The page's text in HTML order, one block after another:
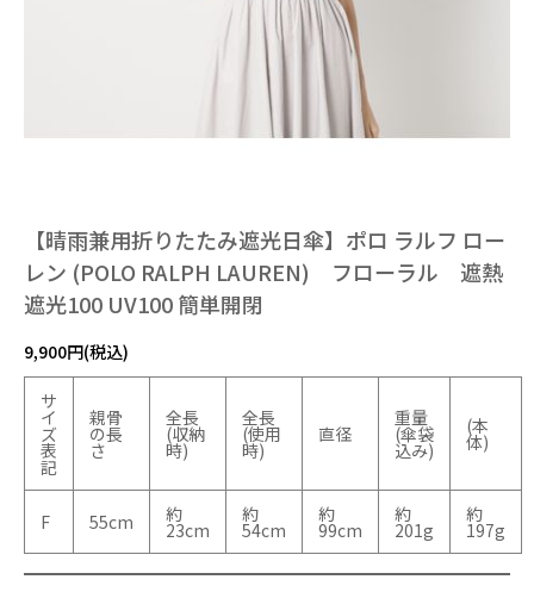
【晴雨兼用折りたたみ遮光日傘】ポロ ラルフ ロー
レン (POLO RALPH LAUREN) フローラル 遮熱
遮光100 UV100 簡単開閉
9,900円(税込)
サ
イ
ズ
表
記
親骨
の長
さ
全長
(収納
時)
全長
(使用
時)
直径
重量
(傘袋
込み)
(本
体)
F 55cm 約
23cm
約
54cm
約
99cm
約
201g
約
197g